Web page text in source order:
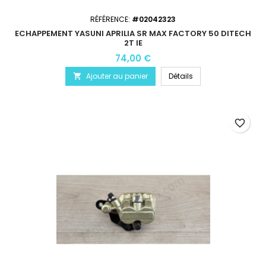
RÉFÉRENCE: #02042323
ECHAPPEMENT YASUNI APRILIA SR MAX FACTORY 50 DITECH
2T IE
74,00 €
 Ajouter au panier Détails
favorite_border